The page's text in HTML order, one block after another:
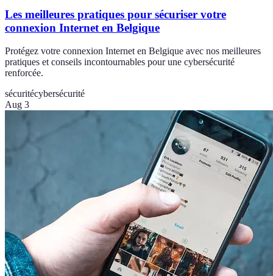
Les meilleures pratiques pour sécuriser votre
connexion Internet en Belgique
Protégez votre connexion Internet en Belgique avec nos meilleures
pratiques et conseils incontournables pour une cybersécurité
renforcée.
sécuritécybersécurité
Aug 3